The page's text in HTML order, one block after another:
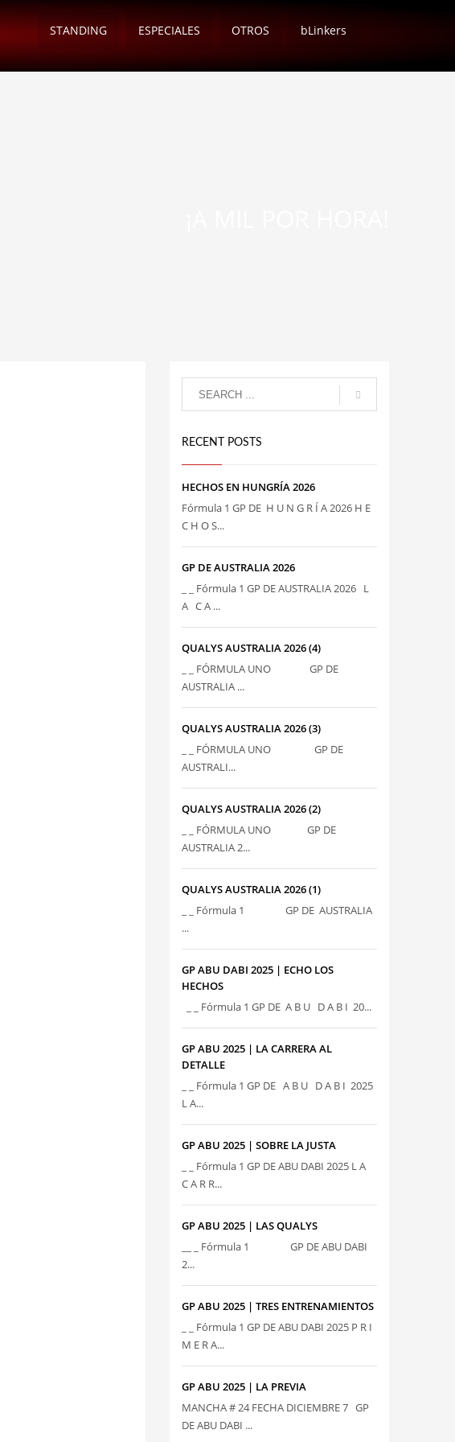
STANDING ESPECIALES OTROS bLinkers
RECENT POSTS
HECHOS EN HUNGRÍA 2026
Fórmula 1 GP DE H U N G R Í A 2026 H E
C H O S...
GP DE AUSTRALIA 2026
_ _ Fórmula 1 GP DE AUSTRALIA 2026 L
A C A ...
QUALYS AUSTRALIA 2026 (4)
_ _ FÓRMULA UNO GP DE
AUSTRALIA ...
QUALYS AUSTRALIA 2026 (3)
_ _ FÓRMULA UNO GP DE
AUSTRALI...
QUALYS AUSTRALIA 2026 (2)
_ _ FÓRMULA UNO GP DE
AUSTRALIA 2...
QUALYS AUSTRALIA 2026 (1)
_ _ Fórmula 1 GP DE AUSTRALIA
...
GP ABU DABI 2025 | ECHO LOS
HECHOS
_ _ Fórmula 1 GP DE A B U D A B I 20...
GP ABU 2025 | LA CARRERA AL
DETALLE
_ _ Fórmula 1 GP DE A B U D A B I 2025
L A...
GP ABU 2025 | SOBRE LA JUSTA
_ _ Fórmula 1 GP DE ABU DABI 2025 L A
C A R R...
GP ABU 2025 | LAS QUALYS
__ _ Fórmula 1 GP DE ABU DABI
2...
GP ABU 2025 | TRES ENTRENAMIENTOS
_ _ Fórmula 1 GP DE ABU DABI 2025 P R I
M E R A...
GP ABU 2025 | LA PREVIA
MANCHA # 24 FECHA DICIEMBRE 7 GP
DE ABU DABI ...